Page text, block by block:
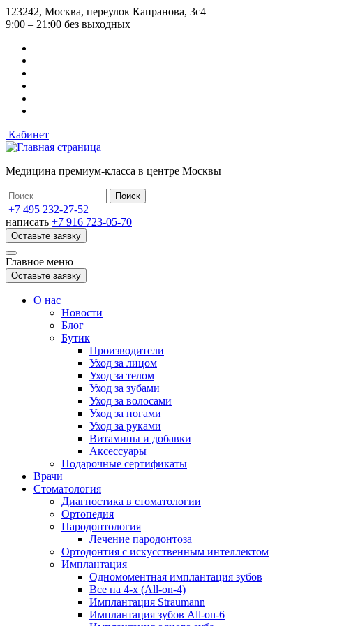
Перейти
к
содержанию
123242, Москва, переулок Капранова, 3с4
9:00 – 21:00 без выходных
Кабинет
Медицина премиум-класса в центре Москвы
+7 495 232-27-52
написать +7 916 723-05-70
Оставьте заявку
Главное меню
Оставьте заявку
О нас
Новости
Блог
Бутик
Производители
Уход за лицом
Уход за телом
Уход за зубами
Уход за волосами
Уход за ногами
Уход за руками
Витамины и добавки
Аксессуары
Подарочные сертификаты
Врачи
Стоматология
Диагностика в стоматологии
Ортопедия
Пародонтология
Лечение пародонтоза
Ортодонтия с искусственным интеллектом
Имплантация
Одномоментная имплантация зубов
Все на 4-х (All-on-4)
Имплантация Straumann
Имплантация зубов All-on-6